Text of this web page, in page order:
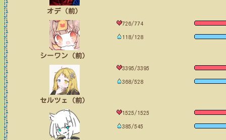
オデ（前）
シーワン（前）
726/774
118/128
セルツェ（前）
3395/3395
368/528
1525/1525
385/545